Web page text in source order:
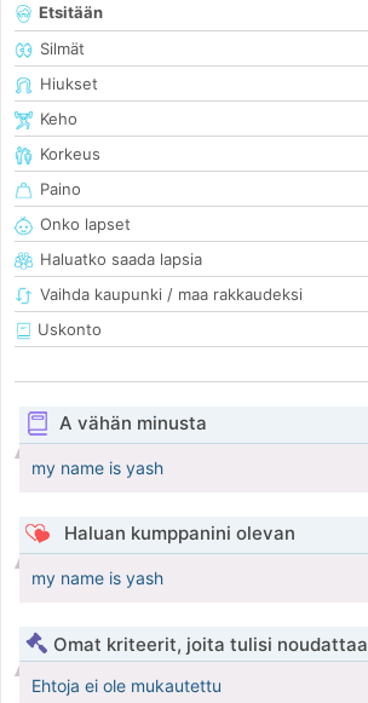
Etsitään
Silmät
Hiukset
Keho
Korkeus
Paino
Onko lapset
Haluatko saada lapsia
Vaihda kaupunki / maa rakkaudeksi
Uskonto
A vähän minusta
my name is yash
Haluan kumppanini olevan
my name is yash
Omat kriteerit, joita tulisi noudattaa
Ehtoja ei ole mukautettu